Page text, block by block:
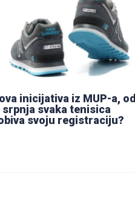
inicijativa iz MUP-a, od
srpnja svaka tenisica
svoju registraciju?